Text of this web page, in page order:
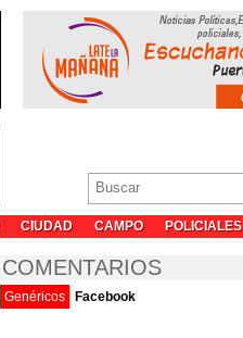
CIUDAD CAMPO
POLICIALES
COMENTARIOS
Genéricos Facebook